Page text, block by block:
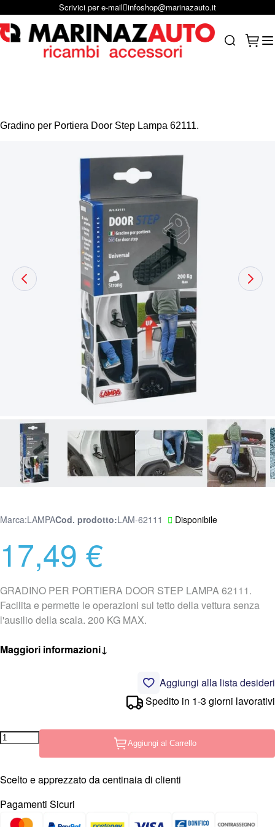
Salta al contenutoScrivici per e-mail infoshop@marinazauto.it
Gradino per Portiera Door Step Lampa 62111.
Disponibile
Marca:LAMPACod. prodotto LAM-62111
17,49 €
GRADINO PER PORTIERA DOOR STEP LAMPA 62111.
Facilita e permette le operazioni sul tetto della vettura senza
l'ausilio della scala. 200 KG MAX.
Maggiori informazioni↓
Aggiungi alla lista desideri
Spedito in 1-3 giorni lavorativi
Aggiungi al Carrello
Scelto e apprezzato da centinaia di clienti
Pagamenti Sicuri